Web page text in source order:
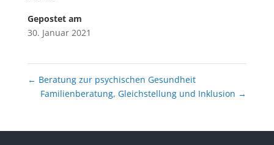
Gepostet am
30. Januar 2021
← Beratung zur psychischen Gesundheit
Familienberatung, Gleichstellung und Inklusion →